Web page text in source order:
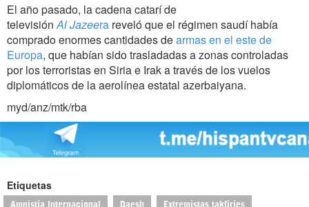
El año pasado, la cadena catarí de
televisión Al Jazeera reveló que el régimen saudí había
comprado enormes cantidades dearmas en el este de
Europa, que habían sido trasladadas a zonas controladas
por los terroristas en Siria e Irak a través de los vuelos
diplomáticos de la aerolínea estatal azerbaiyana.
myd/anz/mtk/rba
Etiquetas
Amnistía Internacional Daesh Extremistas takfiríes